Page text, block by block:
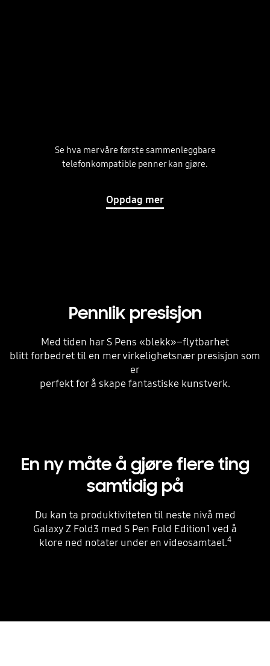
Se hva mer våre første sammenleggbare
telefonkompatible penner kan gjøre.
Oppdag mer
Pennlik presisjon
Med tiden har S Pens «blekk»–flytbarhet
blitt forbedret til en mer virkelighetsnær presisjon som
er
perfekt for å skape fantastiske kunstverk.
En ny måte å gjøre flere ting
samtidig på
Du kan ta produktiviteten til neste nivå med
Galaxy Z Fold3 med S Pen Fold Edition1 ved å
klore ned notater under en videosamtael.4